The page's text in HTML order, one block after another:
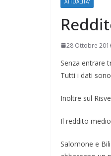
28 Ottobre
Senza entrare
Tutti i dati
Inoltre sul
Il reddito
Salomone e